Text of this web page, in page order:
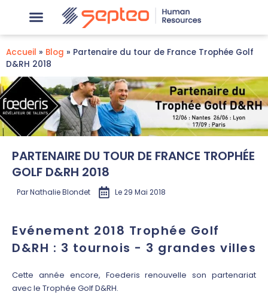
Accueil » Blog » Partenaire du tour de France Trophée Golf
D&RH 2018
PARTENAIRE DU TOUR DE FRANCE TROPHÉE
GOLF D&RH 2018
ParNathalie Blondet Le29 Mai 2018
Evénement 2018 Trophée Golf
D&RH : 3 tournois - 3 grandes villes
Cette année encore, Foederis renouvelle son partenariat
avec le Trophée Golf D&RH.